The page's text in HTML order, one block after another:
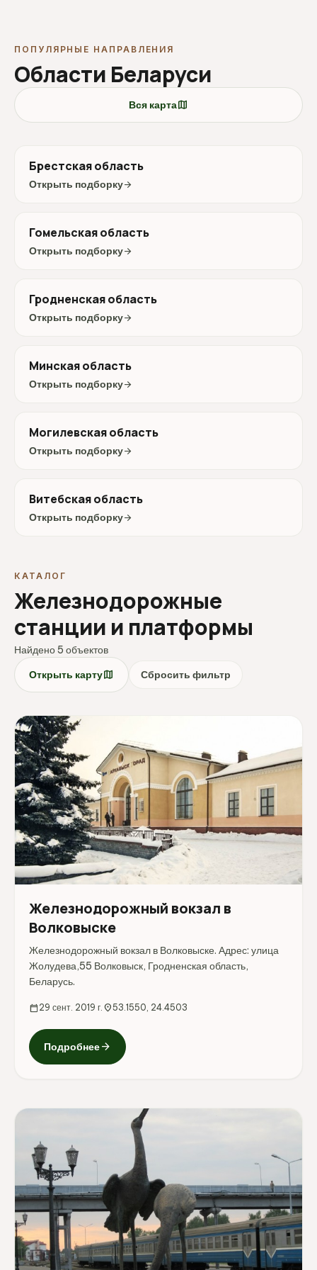
ПОПУЛЯРНЫЕ НАПРАВЛЕНИЯ
Области Беларуси
Вся картаmap
Брестская область
Открыть подборкуarrow_forward
Гомельская область
Открыть подборкуarrow_forward
Гродненская область
Открыть подборкуarrow_forward
Минская область
Открыть подборкуarrow_forward
Могилевская область
Открыть подборкуarrow_forward
Витебская область
Открыть подборкуarrow_forward
КАТАЛОГ
Железнодорожные
станции и платформы
Найдено 5 объектов
Открыть картуmap Сбросить фильтр
Железнодорожный вокзал в
Волковыске
Железнодорожный вокзал в Волковыске. Адрес: улица
Жолудева,55 Волковыск, Гродненская область,
Беларусь.
calendar_today 29 сент. 2019 г. location_on53.1550, 24.4503
Подробнееarrow_forward